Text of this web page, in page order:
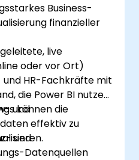
Business-
finanzieller
live
oder vor Ort)
HR-Fachkräfte mit
die Power BI nutzen
und
effektiv zu
können die
und
Datenquellen